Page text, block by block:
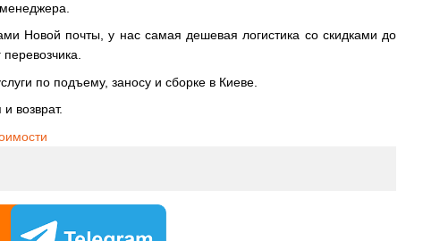
Новой почты, у нас самая дешевая логистика со скидками до
перевозчика.
по подъему, заносу и сборке в Киеве.
возврат.